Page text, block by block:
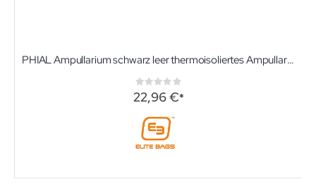
PHIAL Ampullarium schwarz leer thermoisoliertes Ampullarium von Elite-Bags für 49 Ampullen
Rating:
0%
22,96 €